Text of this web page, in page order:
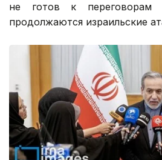
не готов к переговорам
продолжаются израильские